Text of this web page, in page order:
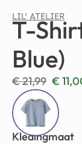
LIL' ATELIER
T-
Blue)
€21,99 €
Kledingmaat